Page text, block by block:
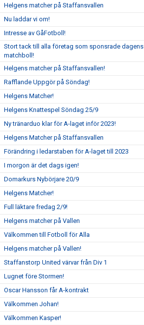
Helgens matcher på Staffansvallen
Nu laddar vi om!
Intresse av GåFotboll!
Stort tack till alla företag som sponsrade dagens
matchboll!
Helgens matcher på Staffansvallen!
Rafflande Uppgör på Söndag!
Helgens Matcher!
Helgens Knattespel Söndag 25/9
Ny tränarduo klar för A-laget inför 2023!
Helgens Matcher på Staffansvallen
Förändring i ledarstaben för A-laget till 2023
I morgon är det dags igen!
Domarkurs Nybörjare 20/9
Helgens Matcher!
Full läktare fredag 2/9!
Helgens matcher på Vallen
Välkommen till Fotboll för Alla
Helgens matcher på Vallen!
Staffanstorp United värvar från Div 1
Lugnet före Stormen!
Oscar Hansson får A-kontrakt
Välkommen Johan!
Välkommen Kasper!